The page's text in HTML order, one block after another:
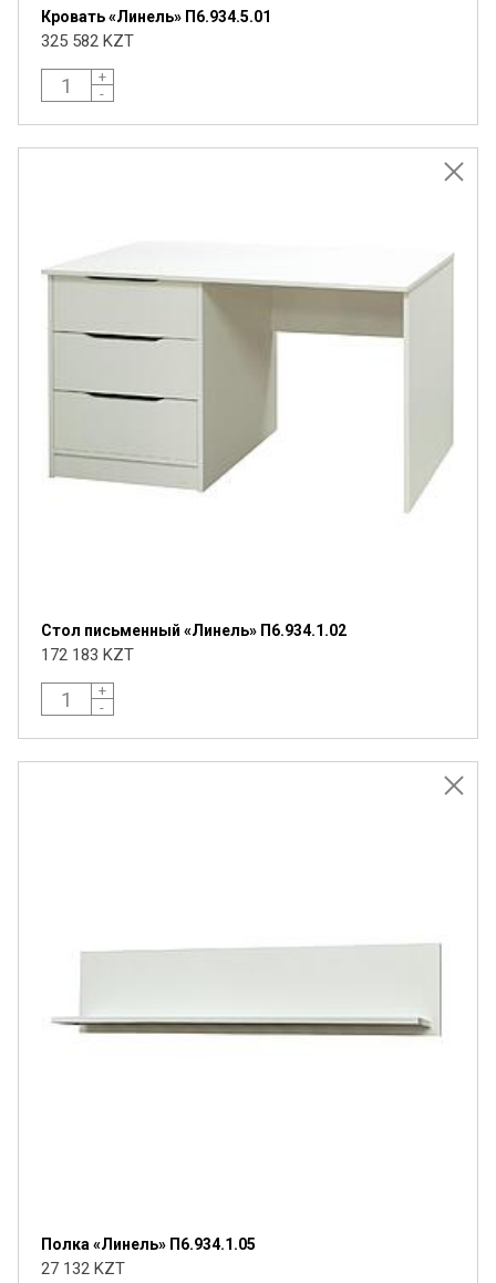
Я ознакомлен с
Кровать «Линель» П6.934.5.01
325 582 KZT
+
-
Стол письменный «Линель» П6.934.1.02
172 183 KZT
+
-
Полка «Линель» П6.934.1.05
27 132 KZT